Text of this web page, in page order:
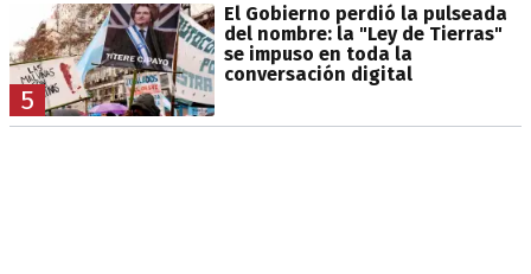
5
El Gobierno perdió la pulseada
del nombre: la "Ley de Tierras"
se impuso en toda la
conversación digital